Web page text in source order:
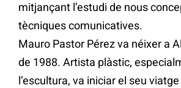
mitjançant l’estudi de nous
tècniques comunicatives.
Mauro Pastor Pérez va néixer a
de 1988. Artista plàstic,
l’escultura, va iniciar el seu